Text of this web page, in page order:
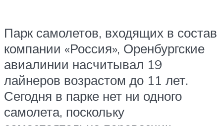
Парк самолетов, входящих в состав
компании «Россия», Оренбургские
авиалинии насчитывал 19
лайнеров возрастом до 11 лет.
Сегодня в парке нет ни одного
самолета, поскольку